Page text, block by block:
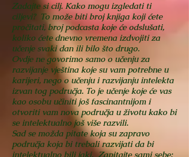
Zadajte si cilj. Kako mogu izgledati ti
ciljevi? To može biti broj knjiga koji ćete
pročitati, broj podcasta koje će odslušati,
koliko ćete dnevno vremena izdvojiti za
učenje svaki dan ili bilo što drugo.
Ovdje ne govorimo samo o učenju za
razvijanje vještina koje su vam potrebne u
karijeri, nego o učenju i razvijanju intelekta
izvan tog područja. To je učenje koje će vas
kao osobu učiniti još fascinantnijom i
otvoriti vam nova područja u životu kako bi
se intelektualno još više razvili.
Sad se možda pitate koja su zapravo
područja koja bi trebali razvijati da bi
intelektualno bili jaki. Zapitajte sami sebe: